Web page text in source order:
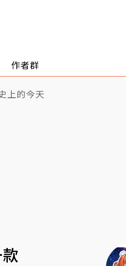
作者群
上的今天